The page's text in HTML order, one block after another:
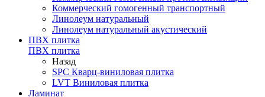
Коммерческий гомогенный транспортный
Линолеум натуральный
Линолеум натуральный акустический
ПВХ плитка
ПВХ плитка
Назад
SPC Кварц-виниловая плитка
LVT Виниловая плитка
Ламинат